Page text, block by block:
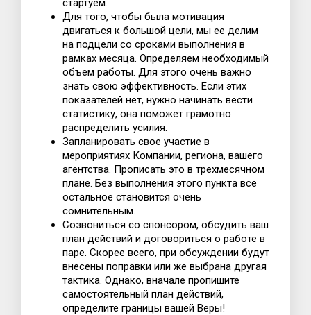
стартуем.
Для того, чтобы была мотивация
двигаться к большой цели, мы ее делим
на подцели со сроками выполнения в
рамках месяца. Определяем необходимый
объем работы. Для этого очень важно
знать свою эффективность. Если этих
показателей нет, нужно начинать вести
статистику, она поможет грамотно
распределить усилия.
Запланировать свое участие в
мероприятиях Компании, региона, вашего
агентства. Прописать это в трехмесячном
плане. Без выполнения этого пункта все
остальное становится очень
сомнительным.
Созвониться со спонсором, обсудить ваш
план действий и договориться о работе в
паре. Скорее всего, при обсуждении будут
внесены поправки или же выбрана другая
тактика. Однако, вначале пропишите
самостоятельный план действий,
определите границы вашей Веры!